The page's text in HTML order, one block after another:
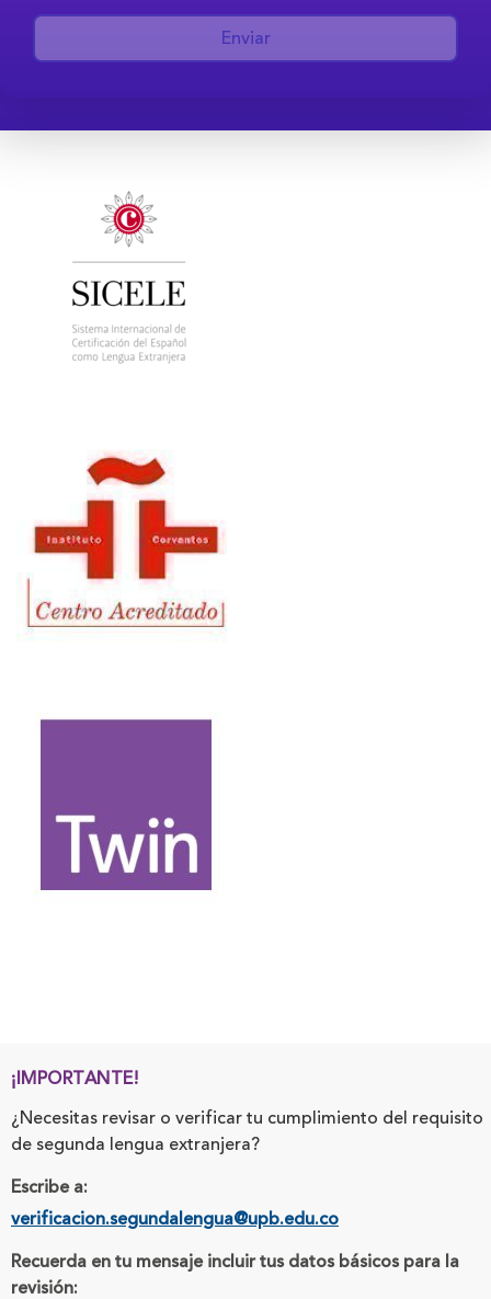
Enviar
¡IMPORTANTE!
¿Necesitas revisar o verificar tu cumplimiento del requisito
de segunda lengua extranjera?
Escribe a:
verificacion.segundalengua@upb.edu.co
Recuerda en tu mensaje incluir tus datos básicos para la
revisión: